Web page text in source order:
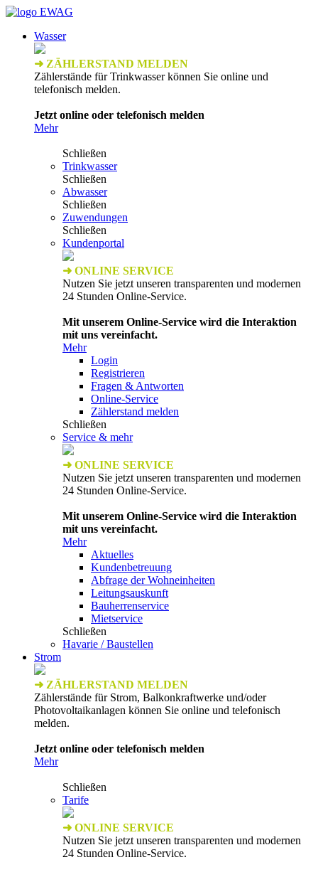
Wasser
➜ ZÄHLERSTAND MELDEN
Zählerstände für Trinkwasser können Sie online und
telefonisch melden.
Jetzt online oder telefonisch melden
Mehr
Schließen
Trinkwasser
Schließen
Abwasser
Schließen
Zuwendungen
Schließen
Kundenportal
➜ ONLINE SERVICE
Nutzen Sie jetzt unseren transparenten und modernen
24 Stunden Online-Service.
Mit unserem Online-Service wird die Interaktion
mit uns vereinfacht.
Mehr
Login
Registrieren
Fragen & Antworten
Online-Service
Zählerstand melden
Schließen
Service & mehr
➜ ONLINE SERVICE
Nutzen Sie jetzt unseren transparenten und modernen
24 Stunden Online-Service.
Mit unserem Online-Service wird die Interaktion
mit uns vereinfacht.
Mehr
Aktuelles
Kundenbetreuung
Abfrage der Wohneinheiten
Leitungsauskunft
Bauherrenservice
Mietservice
Schließen
Havarie / Baustellen
Strom
➜ ZÄHLERSTAND MELDEN
Zählerstände für Strom, Balkonkraftwerke und/oder
Photovoltaikanlagen können Sie online und telefonisch
melden.
Jetzt online oder telefonisch melden
Mehr
Schließen
Tarife
➜ ONLINE SERVICE
Nutzen Sie jetzt unseren transparenten und modernen
24 Stunden Online-Service.